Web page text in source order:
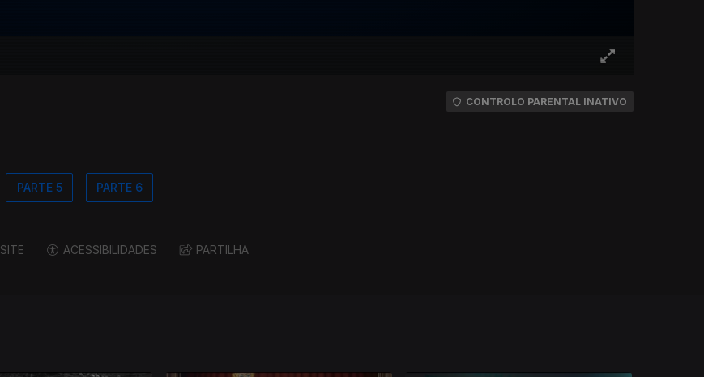
CONTROLO PARENTAL INATIVO
PARTE 5 PARTE 6
SITE ACESSIBILIDADES PARTILHA